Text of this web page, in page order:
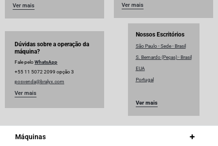
Ver mais Ver mais
Dúvidas sobre a operação da
máquina?
Fale peloWhatsApp
+55 11 5072 2099 opção 3
posvenda@bralyx.com
Ver mais
Nossos Escritórios
São Paulo - Sede - Brasil
S. Bernardo (Peças) - Brasil
EUA
Portugal
Ver mais
Máquinas